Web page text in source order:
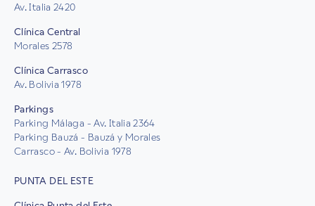
Av. Italia 2420
Clínica Central
Morales 2578
Clínica Carrasco
Av. Bolivia 1978
Parkings
Parking Málaga - Av. Italia 2364
Parking Bauzá - Bauzá y Morales
Carrasco - Av. Bolivia 1978
PUNTA DEL ESTE